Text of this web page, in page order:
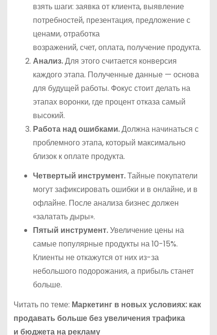
взять шаги: заявка от клиента, выявление
потребностей, презентация, предложение с
ценами, отработка
возражений, счет, оплата, получение продукта.
Анализ.Для этого считается конверсия
каждого этапа. Полученные данные — основа
для будущей работы. Фокус стоит делать на
этапах воронки, где процент отказа самый
высокий.
Работа над ошибками.Должна начинаться с
проблемного этапа, который максимально
близок к оплате продукта.
Четвертый инструмент.Тайные покупатели
могут зафиксировать ошибки и в онлайне, и в
офлайне. После анализа бизнес должен
«залатать дыры».
Пятый инструмент.Увеличение цены на
самые популярные продукты на 10-15%.
Клиенты не откажутся от них из-за
небольшого подорожания, а прибыль станет
больше.
Читать по теме: Маркетинг в новых условиях: как
продавать больше без увеличения трафика
и бюджета на рекламу